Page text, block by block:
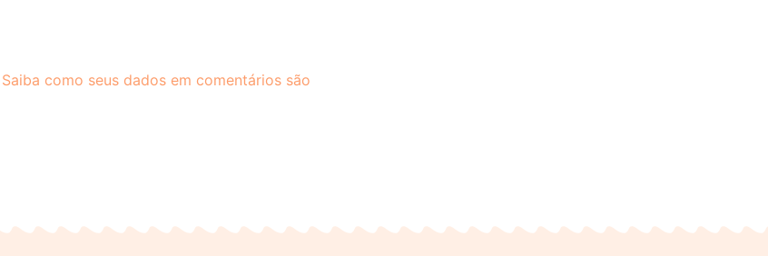
Saiba como seus dados em comentários são